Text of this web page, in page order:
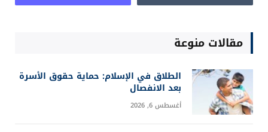
مقالات منوعة
الطلاق في الإسلام: حماية حقوق الأسرة
بعد الانفصال
أغسطس 6, 2026